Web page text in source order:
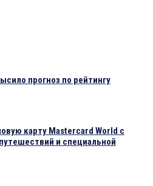
прогноз по рейтингу
карту Mastercard World с
и специальной